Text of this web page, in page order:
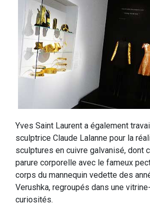
Yves Saint Laurent a également
sculptrice Claude Lalanne pour la
sculptures en cuivre galvanisé, dont
parure corporelle avec le fameux
corps du mannequin vedette des
Verushka, regroupés dans une
curiosités.